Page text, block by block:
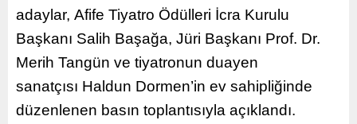
adaylar, Afife Tiyatro Ödülleri İcra Kurulu
Başkanı Salih Başağa, Jüri Başkanı Prof. Dr.
Merih Tangün ve tiyatronun duayen
sanatçısı Haldun Dormen’in ev sahipliğinde
düzenlenen basın toplantısıyla açıklandı.